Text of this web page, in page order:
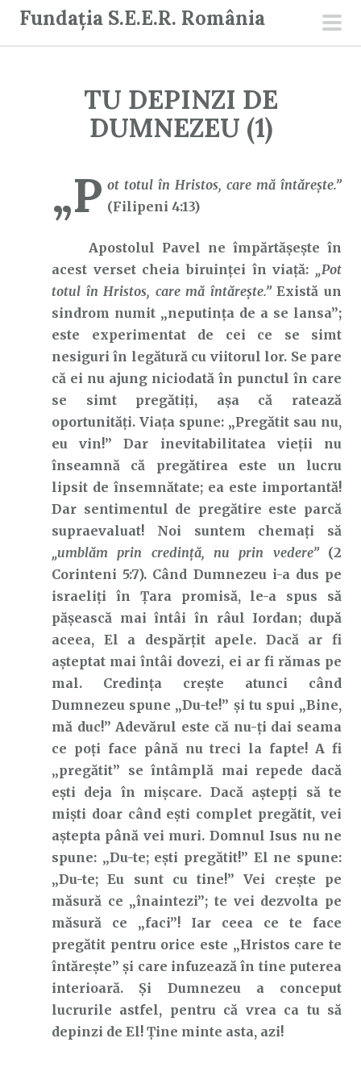
Fundația S.E.E.R. România
TU DEPINZI DE
DUMNEZEU (1)
„P ot totul în Hristos, care mă întăreşte.”
(Filipeni 4:13)
Apostolul Pavel ne împărtășește în
acest verset cheia biruinței în viață: „Pot
totul în Hristos, care mă întăreşte.”Există un
sindrom numit „neputința de a se lansa”;
este experimentat de cei ce se simt
nesiguri în legătură cu viitorul lor. Se pare
că ei nu ajung niciodată în punctul în care
se simt pregătiți, așa că ratează
oportunități. Viața spune: „Pregătit sau nu,
eu vin!” Dar inevitabilitatea vieții nu
înseamnă că pregătirea este un lucru
lipsit de însemnătate; ea este importantă!
Dar sentimentul de pregătire este parcă
supraevaluat! Noi suntem chemați să
„umblăm prin credință, nu prin vedere”(2
Corinteni 5:7). Când Dumnezeu i-a dus pe
israeliți în Țara promisă, le-a spus să
pășească mai întâi în râul Iordan; după
aceea, El a despărțit apele. Dacă ar fi
așteptat mai întâi dovezi, ei ar fi rămas pe
mal. Credința crește atunci când
Dumnezeu spune „Du-te!” și tu spui „Bine,
mă duc!” Adevărul este că nu-ți dai seama
ce poți face până nu treci la fapte! A fi
„pregătit” se întâmplă mai repede dacă
ești deja în mișcare. Dacă aștepți să te
miști doar când ești complet pregătit, vei
aștepta până vei muri. Domnul Isus nu ne
spune: „Du-te; ești pregătit!” El ne spune:
„Du-te; Eu sunt cu tine!” Vei crește pe
măsură ce „înaintezi”; te vei dezvolta pe
măsură ce „faci”! Iar ceea ce te face
pregătit pentru orice este „Hristos care te
întărește” și care infuzează în tine puterea
interioară. Și Dumnezeu a conceput
lucrurile astfel, pentru că vrea ca tu să
depinzi de El! Ține minte asta, azi!